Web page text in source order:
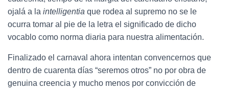
ojalá a la intelligentia que rodea al supremo no se le
ocurra tomar al pie de la letra el significado de dicho
vocablo como norma diaria para nuestra alimentación.
Finalizado el carnaval ahora intentan convencernos que
dentro de cuarenta días “seremos otros” no por obra de
genuina creencia y mucho menos por convicción de